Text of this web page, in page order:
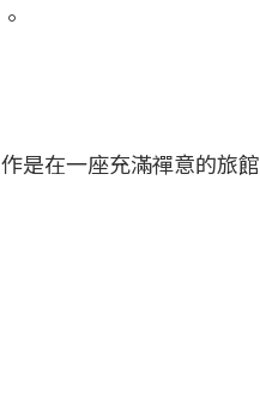
是在一座充滿禪意的旅